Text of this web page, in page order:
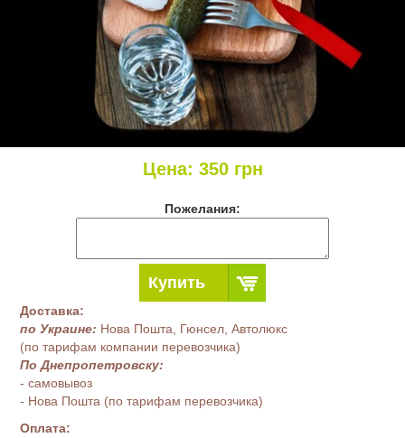
Цена: 350грн
Пожелания:
Купить
Доставка:
по Украине: Нова Пошта, Гюнсел, Автолюкс
(по тарифам компании перевозчика)
По Днепропетровску:
- самовывоз
- Нова Пошта (по тарифам перевозчика)
Оплата: